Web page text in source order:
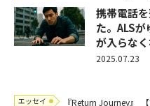
携帯電話
た。ALS
が入らな
2025.07.23
エッセイ 『Return Journey』